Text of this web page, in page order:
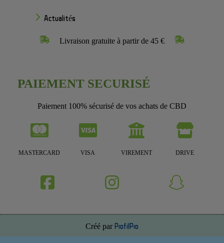
Actualités
Livraison gratuite à partir de 45 €
PAIEMENT SECURISÉ
Paiement 100% sécurisé de vos achats de CBD
MASTERCARD VISA VIREMENT DRIVE
Créé par ProfilPro